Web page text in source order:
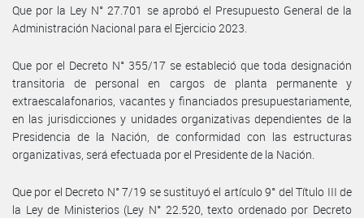
Que por la Ley N° 27.701 se aprobó el Presupuesto General de la
Administración Nacional para el Ejercicio 2023.
Que por el Decreto N° 355/17 se estableció que toda designación
transitoria de personal en cargos de planta permanente y
extraescalafonarios, vacantes y financiados presupuestariamente,
en las jurisdicciones y unidades organizativas dependientes de la
Presidencia de la Nación, de conformidad con las estructuras
organizativas, será efectuada por el Presidente de la Nación.
Que por el Decreto N° 7/19 se sustituyó el artículo 9° del Título III de
la Ley de Ministerios (Ley N° 22.520, texto ordenado por Decreto